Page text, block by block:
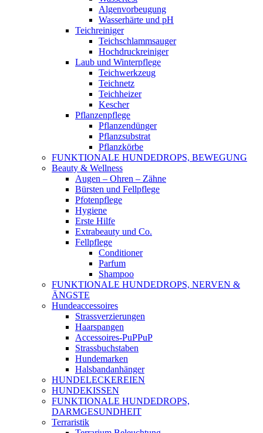
Algenvorbeugung
Wasserhärte und pH
Teichreiniger
Teichschlammsauger
Hochdruckreiniger
Laub und Winterpflege
Teichwerkzeug
Teichnetz
Teichheizer
Kescher
Pflanzenpflege
Pflanzendünger
Pflanzsubstrat
Pflanzkörbe
FUNKTIONALE HUNDEDROPS, BEWEGUNG
Beauty & Wellness
Augen – Ohren – Zähne
Bürsten und Fellpflege
Pfotenpflege
Hygiene
Erste Hilfe
Extrabeauty und Co.
Fellpflege
Conditioner
Parfum
Shampoo
FUNKTIONALE HUNDEDROPS, NERVEN &
ÄNGSTE
Hundeaccessoires
Strassverzierungen
Haarspangen
Accessoires-PuPPuP
Strassbuchstaben
Hundemarken
Halsbandanhänger
HUNDELECKEREIEN
HUNDEKISSEN
FUNKTIONALE HUNDEDROPS,
DARMGESUNDHEIT
Terraristik